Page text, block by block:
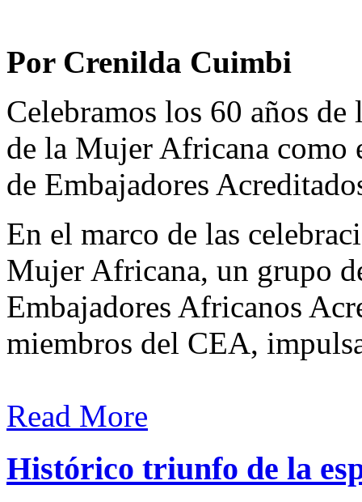
Por Crenilda Cuimbi
Celebramos los 60 años
de la Mujer Africana como
de Embajadores
En el marco de las
Mujer Africana, un grupo
Embajadores Africanos
miembros del CEA,
Read More
Histórico triunfo de la